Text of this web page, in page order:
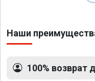
Наши
100% возврат